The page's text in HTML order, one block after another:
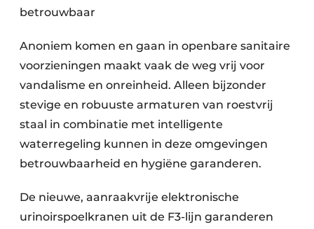
betrouwbaar
Anoniem komen en gaan in openbare sanitaire
voorzieningen maakt vaak de weg vrij voor
vandalisme en onreinheid. Alleen bijzonder
stevige en robuuste armaturen van roestvrij
staal in combinatie met intelligente
waterregeling kunnen in deze omgevingen
betrouwbaarheid en hygiëne garanderen.
De nieuwe, aanraakvrije elektronische
urinoirspoelkranen uit de F3-lijn garanderen